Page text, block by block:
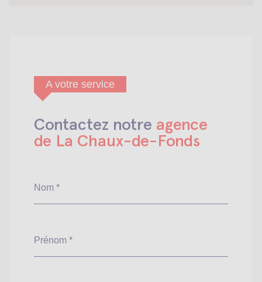
A votre service
Contactez notre agence
de La Chaux-de-Fonds
Nom *
Prénom *